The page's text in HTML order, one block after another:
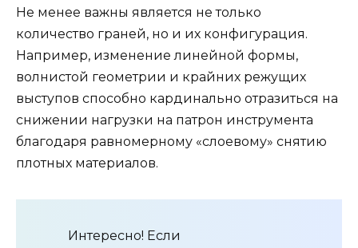
Не менее важны является не только
количество граней, но и их конфигурация.
Например, изменение линейной формы,
волнистой геометрии и крайних режущих
выступов способно кардинально отразиться на
снижении нагрузки на патрон инструмента
благодаря равномерному «слоевому» снятию
плотных материалов.
Интересно! Если